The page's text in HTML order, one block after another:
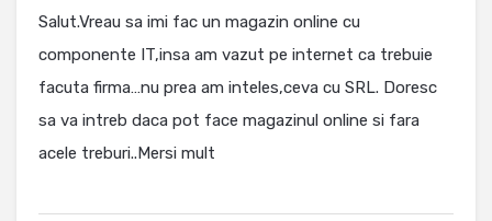
Salut.Vreau sa imi fac un magazin online cu
componente IT,insa am vazut pe internet ca trebuie
facuta firma…nu prea am inteles,ceva cu SRL. Doresc
sa va intreb daca pot face magazinul online si fara
acele treburi..Mersi mult